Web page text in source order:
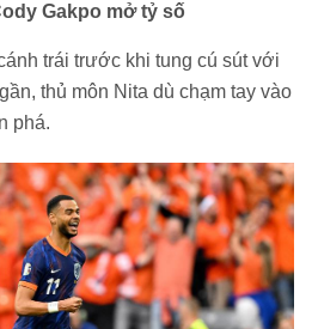
Gakpo mở tỷ số
trái trước khi tung cú sút với
thủ môn Nita dù chạm tay vào
phá.